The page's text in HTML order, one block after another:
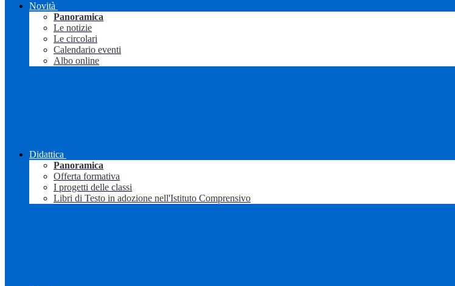
Novità
Panoramica
Le notizie
Le circolari
Calendario eventi
Albo online
Didattica
Panoramica
Offerta formativa
I progetti delle classi
Libri di Testo in adozione nell'Istituto Comprensivo